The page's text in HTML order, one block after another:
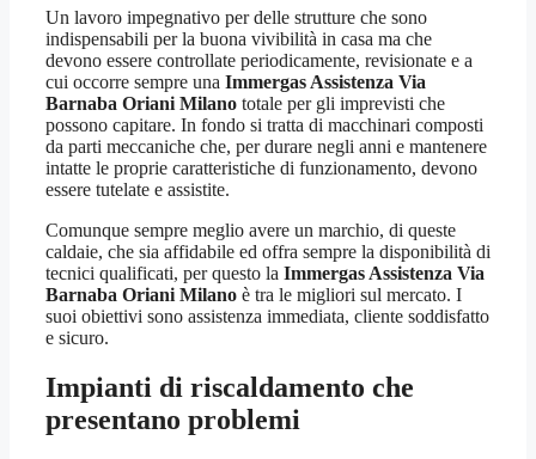
Un lavoro impegnativo per delle strutture che sono
indispensabili per la buona vivibilità in casa ma che
devono essere controllate periodicamente, revisionate e a
cui occorre sempre una Immergas Assistenza Via
Barnaba Oriani Milano totale per gli imprevisti che
possono capitare. In fondo si tratta di macchinari composti
da parti meccaniche che, per durare negli anni e mantenere
intatte le proprie caratteristiche di funzionamento, devono
essere tutelate e assistite.
Comunque sempre meglio avere un marchio, di queste
caldaie, che sia affidabile ed offra sempre la disponibilità di
tecnici qualificati, per questo la Immergas Assistenza Via
Barnaba Oriani Milano è tra le migliori sul mercato. I
suoi obiettivi sono assistenza immediata, cliente soddisfatto
e sicuro.
Impianti di riscaldamento che
presentano problemi